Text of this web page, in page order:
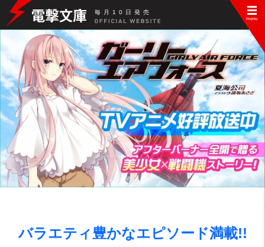
毎 月 10 日 発 売
バラエティ豊かなエピソード満載!!